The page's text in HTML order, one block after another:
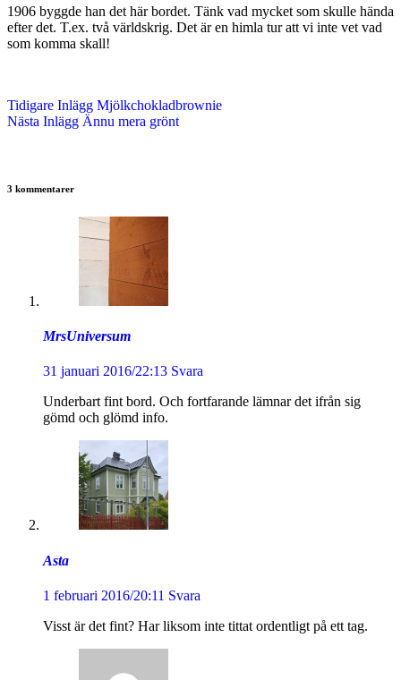
1906 byggde han det här bordet. Tänk vad mycket som skulle hända
efter det. T.ex. två världskrig. Det är en himla tur att vi inte vet vad
som komma skall!
Tidigare Inlägg Mjölkchokladbrownie
Nästa Inlägg Ännu mera grönt
3 kommentarer
MrsUniversum
31 januari 2016/22:13 Svara
Underbart fint bord. Och fortfarande lämnar det ifrån sig
gömd och glömd info.
Asta
1 februari 2016/20:11 Svara
Visst är det fint? Har liksom inte tittat ordentligt på ett tag.